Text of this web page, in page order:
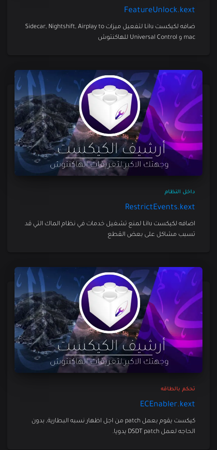
FeatureUnlock.kext
ضافه لكيكست Lilu لتفعيل ميزات Sidecar, Nightshift, Airplay to
mac و Universal Control للهاكنتوش
داخل النظام
RestrictEvents.kext
اضافه لكيكست Lilu لمنع تشغيل خدمات في نظام الماك التي قد
تسبب مشاكل على بعض القطع
تحكم بالطاقه
ECEnabler.kext
كيكست يقوم بعمل patch من اجل اظهار نسبه البطارية, بدون
الحاجه لعمل DSDT patch يدويا.